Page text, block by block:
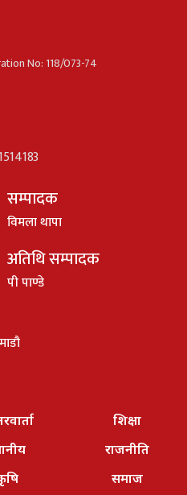
No: 118/073-74
सम्पादक
विमला थापा
अतिथि सम्पादक
पी पाण्डे
शिक्षा
राजनीति
समाज